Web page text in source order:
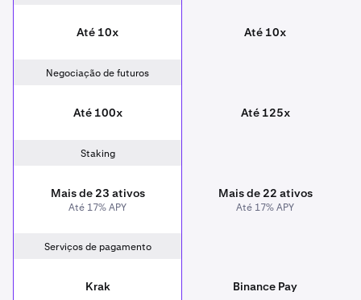
Até 10x Até 10x
Negociação de futuros
Até 100x Até 125x
Staking
Mais de 23 ativos
Até 17% APY
Mais de 22 ativos
Até 17% APY
Serviços de pagamento
Krak Binance Pay